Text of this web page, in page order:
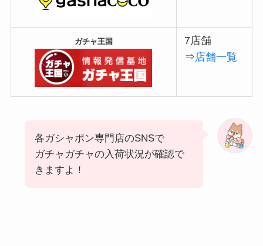
ガチャ王国
7店舗
⇒店舗一覧
各ガシャポン専門店のSNSで
ガチャガチャの入荷状況が確認で
きますよ！